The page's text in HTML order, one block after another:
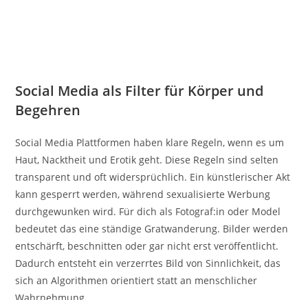
Social Media als Filter für Körper und
Begehren
Social Media Plattformen haben klare Regeln, wenn es um
Haut, Nacktheit und Erotik geht. Diese Regeln sind selten
transparent und oft widersprüchlich. Ein künstlerischer Akt
kann gesperrt werden, während sexualisierte Werbung
durchgewunken wird. Für dich als Fotograf:in oder Model
bedeutet das eine ständige Gratwanderung. Bilder werden
entschärft, beschnitten oder gar nicht erst veröffentlicht.
Dadurch entsteht ein verzerrtes Bild von Sinnlichkeit, das
sich an Algorithmen orientiert statt an menschlicher
Wahrnehmung.